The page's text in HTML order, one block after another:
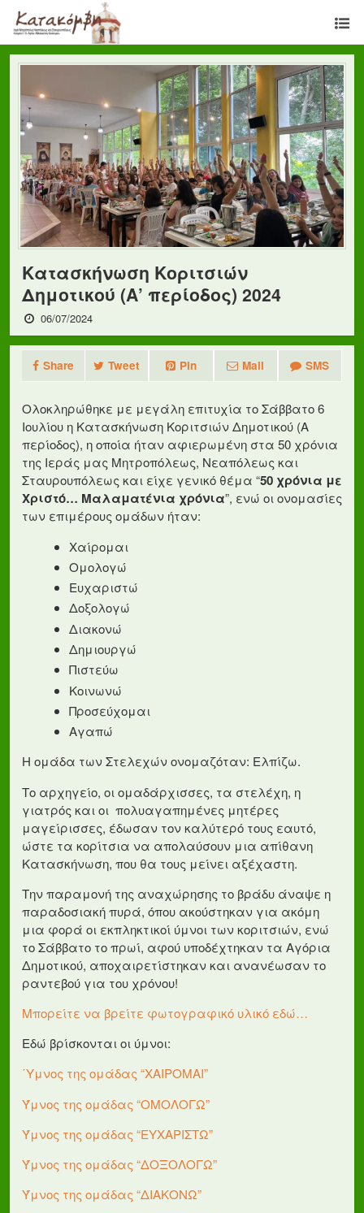
Κατασκήνωση Κοριτσιών
Δημοτικού (Α’ περίοδος) 2024
06/07/2024
Share Tweet Pin Mail SMS
Ολοκληρώθηκε με μεγάλη επιτυχία το Σάββατο 6
Ιουλίου η Κατασκήνωση Κοριτσιών Δημοτικού (Α
περίοδος), η οποία ήταν αφιερωμένη στα 50 χρόνια
της Ιεράς μας Μητροπόλεως, Νεαπόλεως και
Σταυρουπόλεως και είχε γενικό θέμα “50 χρόνια με
Χριστό… Μαλαματένια χρόνια”, ενώ οι ονομασίες
των επιμέρους ομάδων ήταν:
Χαίρομαι
Ομολογώ
Ευχαριστώ
Δοξολογώ
Διακονώ
Δημιουργώ
Πιστεύω
Κοινωνώ
Προσεύχομαι
Αγαπώ
Η ομάδα των Στελεχών ονομαζόταν: Ελπίζω.
Το αρχηγείο, οι ομαδάρχισσες, τα στελέχη, η
γιατρός και οι πολυαγαπημένες μητέρες
μαγείρισσες, έδωσαν τον καλύτερό τους εαυτό,
ώστε τα κορίτσια να απολαύσουν μια απίθανη
Κατασκήνωση, που θα τους μείνει αξέχαστη.
Την παραμονή της αναχώρησης το βράδυ άναψε η
παραδοσιακή πυρά, όπου ακούστηκαν για ακόμη
μια φορά οι εκπληκτικοί ύμνοι των κοριτσιών, ενώ
το Σάββατο το πρωί, αφού υποδέχτηκαν τα Αγόρια
Δημοτικού, αποχαιρετίστηκαν και ανανέωσαν το
ραντεβού για του χρόνου!
Μπορείτε να βρείτε φωτογραφικό υλικό εδώ…
Εδώ βρίσκονται οι ύμνοι:
΄Υμνος της ομάδας “ΧΑΙΡΟΜΑΙ”
Ύμνος της ομάδας “ΟΜΟΛΟΓΩ”
Ύμνος της ομάδας “ΕΥΧΑΡΙΣΤΩ”
Ύμνος της ομάδας “ΔΟΞΟΛΟΓΩ”
Ύμνος της ομάδας “ΔΙΑΚΟΝΩ”